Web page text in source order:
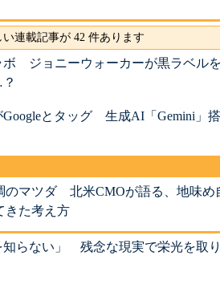
い連載記事が 42 件あります
ボ ジョニーウォーカーが黒ラベル
とタッグ 生成AI「Gemini」
のマツダ 北米CMOが語る、地味め
きた考え方
知らない」 残念な現実で栄光を取